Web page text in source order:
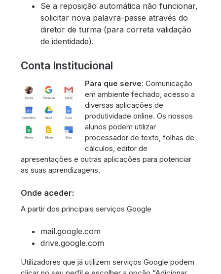
Se a reposição automática não funcionar,
solicitar nova palavra-passe através do
diretor de turma (para correta validação
de identidade).
Conta Institucional
Para que serve: Comunicação
em ambiente fechado, acesso a
diversas aplicações de
produtividade online. Os nossos
alunos podem utilizar
processador de texto, folhas de
cálculos, editor de
apresentações e outras aplicações para potenciar
as suas aprendizagens.
Onde aceder:
A partir dos principais serviços Google
mail.google.com
drive.google.com
Utilizadores que já utilizem serviços Google podem